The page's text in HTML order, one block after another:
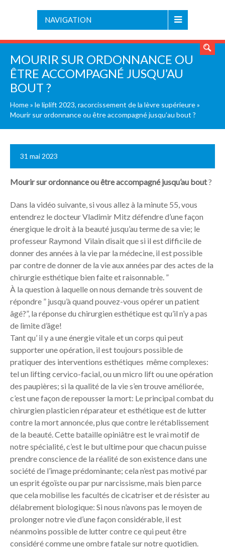
NAVIGATION
MOURIR SUR ORDONNANCE OU
ÊTRE ACCOMPAGNÉ JUSQU’AU
BOUT ?
Home» le liplift 2023, racorcissement de la lèvre supérieure»
Mourir sur ordonnance ou être accompagné jusqu’au bout ?
31 mai 2023
Mourir sur ordonnance ou être accompagné jusqu’au bout?
Dans la vidéo suivante, si vous allez à la minute 55, vous
entendrez le docteur Vladimir Mitz défendre d’une façon
énergique le droit à la beauté jusqu’au terme de sa vie; le
professeur Raymond Vilain disait que si il est difficile de
donner des années à la vie par la médecine, il est possible
par contre de donner de la vie aux années par des actes de la
chirurgie esthétique bien faite et raisonnable. ”
À la question à laquelle on nous demande très souvent de
répondre ” jusqu’à quand pouvez-vous opérer un patient
âgé?”, la réponse du chirurgien esthétique est qu’il n’y a pas
de limite d’âge!
Tant qu’ il y a une énergie vitale et un corps qui peut
supporter une opération, il est toujours possible de
pratiquer des interventions esthétiques même complexes:
tel un lifting cervico-facial, ou un micro lift ou une opération
des paupières; si la qualité de la vie s’en trouve améliorée,
c’est une façon de repousser la mort: Le principal combat du
chirurgien plasticien réparateur et esthétique est de lutter
contre la mort annoncée, plus que contre le rétablissement
de la beauté. Cette bataille opiniâtre est le vrai motif de
notre spécialité, c’est le but ultime pour que chacun puisse
prendre conscience de la réalité de son existence dans une
société de l’image prédominante; cela n’est pas motivé par
un esprit égoïste ou par pur narcissisme, mais bien parce
que cela mobilise les facultés de cicatriser et de résister au
délabrement biologique: Si nous n’avons pas le moyen de
prolonger notre vie d’une façon considérable, il est
néanmoins possible de lutter contre ce qui peut être
considéré comme une ombre fatale sur notre quotidien.